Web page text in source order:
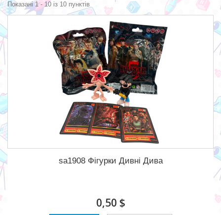
Показані 1 - 10 із 10 пунктів
sa1908 Фігурки Дивні Дива
0,50 $